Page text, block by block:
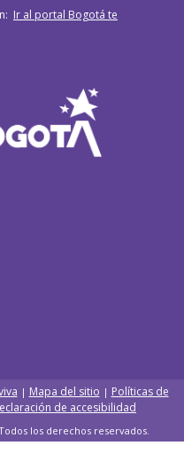
Ir al portal Bogotá te
| Mapa del sitio | Políticas de
de accesibilidad
los derechos reservados.